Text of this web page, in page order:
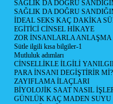
SAĞLIK DA DOĞRU
SAĞLIK DA DOĞRU
İDEAL SEKS KAÇ DAKİKA
EGİTİCİ CİNSEL HİKAYE
ZOR İNSANLARLA ANLAŞMA
Sütle ilgili kısa bilgiler-1
Mutluluk adımları
CİNSELLİKLE İLGİLİ
PARA İNSANI DEGİŞTİRİR Mİ?
ZAYIFLAMA İLAÇLARI
BİYOLOJİK SAAT NASIL
GÜNLÜK KAÇ MADEN SUYU